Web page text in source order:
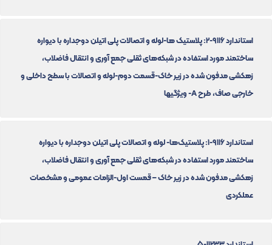
استاندارد 9116-2: پلاستیک ها-لوله و اتصالات پلی اتیلن دوجداره با دیواره
ساختمند مورد استفاده در شبکه‌های ثقلی جمع آوری و انتقال فاضلاب،
زهکشی مدفون شده در زیر خاک-قسمت دوم-لوله و اتصالات با سطح داخلی و
خارجی صاف، طرح A- ویژگیها
استاندارد 9116-1: پلاستیک‌ها- لوله و اتصالات پلی اتیلن دوجداره با دیواره
ساختمند مورد استفاده در شبکه‌های ثقلی جمع آوری و انتقال فاضلاب،
زهکشی مدفون شده در زیر خاک – قمست اول-الزامات عمومی و مشخصات
عملکردی